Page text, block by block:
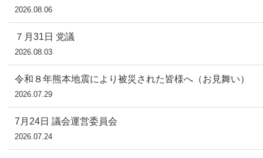
2026.08.06
７月31日 党議
2026.08.03
令和８年熊本地震により被災された皆様へ（お見舞い）
2026.07.29
7月24日 議会運営委員会
2026.07.24